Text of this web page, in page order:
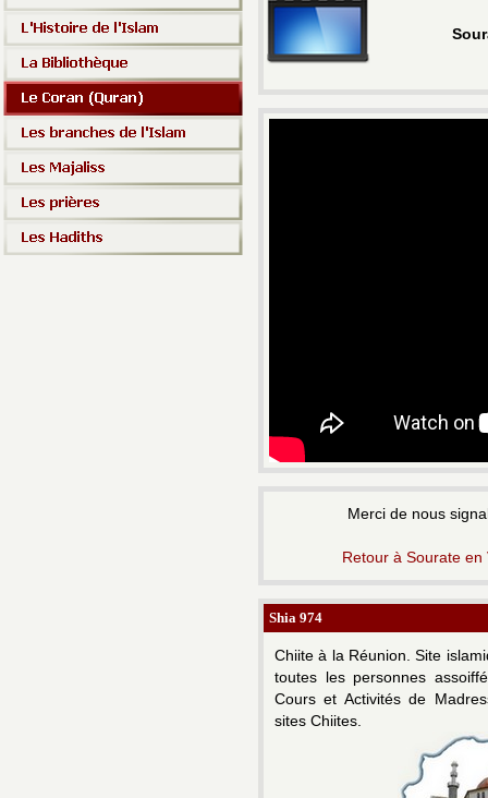
Merci de nous
Retour à Sourate en
Shia 974
Chiite à la Réunion.Site
toutes les personnes
Cours et Activités de
sites Chiites.